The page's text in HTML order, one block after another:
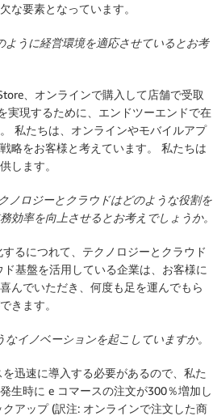
な要素となっています。
うに経営環境を適応させているとお考
、オンラインで購入して店舗で受取
実現するために、エンドツーエンドで在
私たちは、オンラインやモバイルアプ
略をお客様と考えています。 私たちは
します。
ノロジーとクラウドはどのような役割を
率を向上させるとお考えでしょうか。
るにつれて、テクノロジーとクラウド
基盤を活用している企業は、お客様に
んでいただき、何度も足を運んでもら
きます。
イノベーションを起こしていますか。
迅速に導入する必要があるので、私た
生時に e コマースの注文が300％増加し
アップ (訳注: オンラインで注文した商